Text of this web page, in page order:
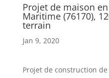
Projet de maison
Maritime (76170),
terrain
Jan 9, 2020
Projet de construction